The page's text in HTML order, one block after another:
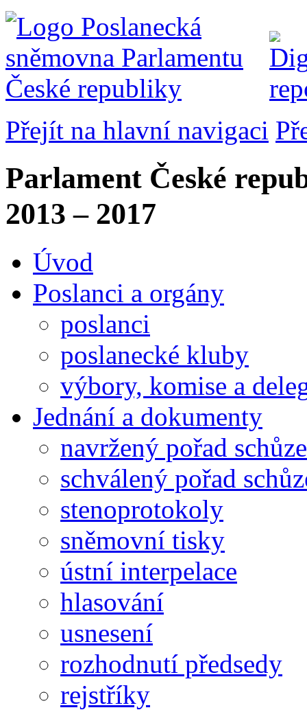
Přejít na hlavní navigaci
Parlament České
2013 – 2017
Úvod
Poslanci a orgány
poslanci
poslanecké kluby
výbory, komise a
Jednání a dokumenty
navržený pořad schůze
schválený pořad
stenoprotokoly
sněmovní tisky
ústní interpelace
hlasování
usnesení
rozhodnutí předsedy
rejstříky